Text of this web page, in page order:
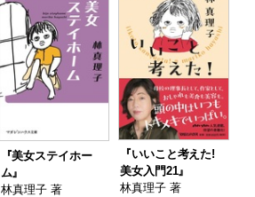
『美女ステイホー
ム』
林真理子 著
『いいこと考えた!
美女入門21』
林真理子 著